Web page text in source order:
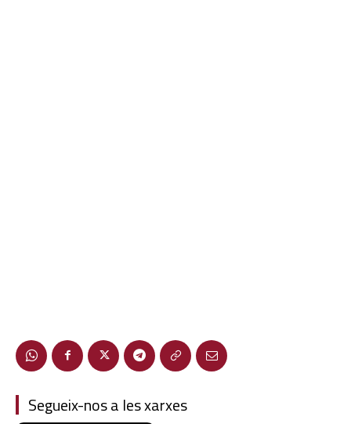
Segueix-nos a les xarxes